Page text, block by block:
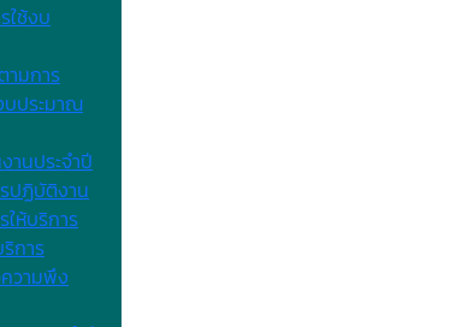
ใช้งบ
ามการ
บประมาณ
านประจำปี
ปฏิบัติงาน
ห้บริการ
การ
วามพึง